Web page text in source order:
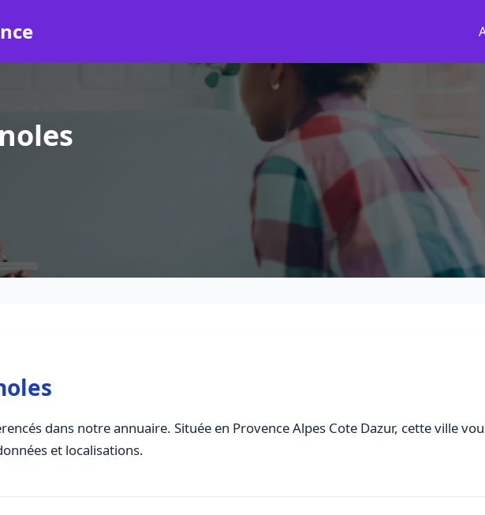
dans notre annuaire. Située en Provence Alpes Cote Dazur, cette ville
et localisations.